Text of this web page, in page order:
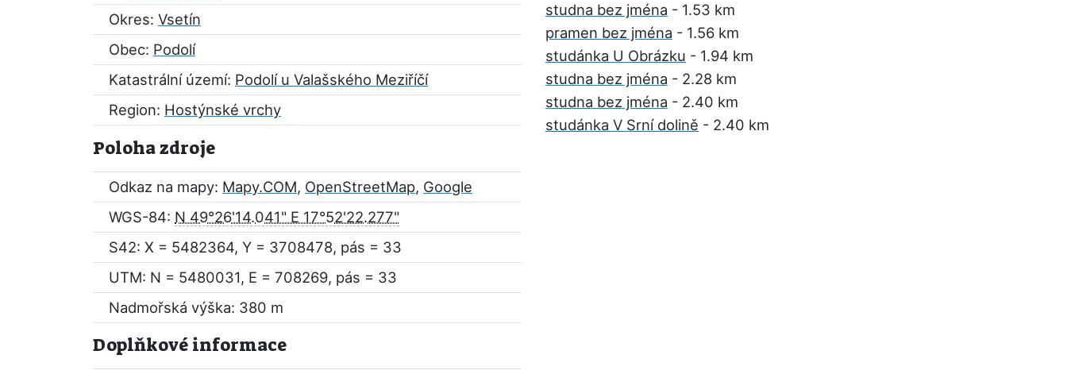
Okres: Vsetín
Obec: Podolí
Katastrální území: Podolí u Valašského Meziříčí
Region: Hostýnské vrchy
Poloha zdroje
Odkaz na mapy: Mapy.COM, OpenStreetMap, Google
WGS-84: N 49°26'14.041" E 17°52'22.277"
S42: X = 5482364, Y = 3708478, pás = 33
UTM: N = 5480031, E = 708269, pás = 33
Nadmořská výška: 380 m
Doplňkové informace
studna bez jména - 1.53 km
pramen bez jména - 1.56 km
studánka U Obrázku - 1.94 km
studna bez jména - 2.28 km
studna bez jména - 2.40 km
studánka V Srní dolině - 2.40 km